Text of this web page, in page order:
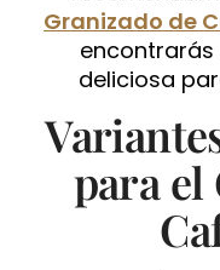
Granizado de
deliciosa
para el